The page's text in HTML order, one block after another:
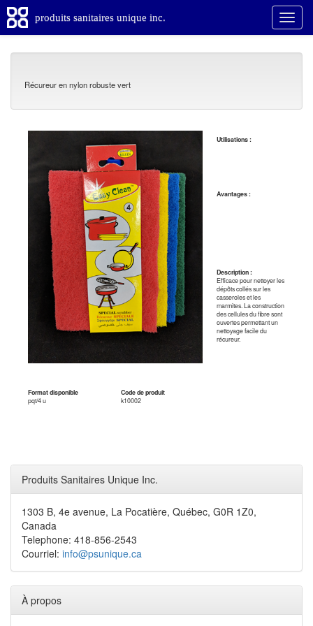
produits sanitaires unique inc.
Récureur en nylon robuste vert
Format disponible
Code de produit
pqt/4 u
k10002
Utilisations :
Avantages :
Description :
Efficace pour nettoyer les
dépôts collés sur les
casseroles et les
marmites. La construction
des cellules du fibre sont
ouvertes permettant un
nettoyage facile du
récureur.
Produits Sanitaires Unique Inc.
1303 B, 4e avenue, La Pocatière, Québec, G0R 1Z0,
Canada
Telephone: 418-856-2543
Courriel: info@psunique.ca
À propos